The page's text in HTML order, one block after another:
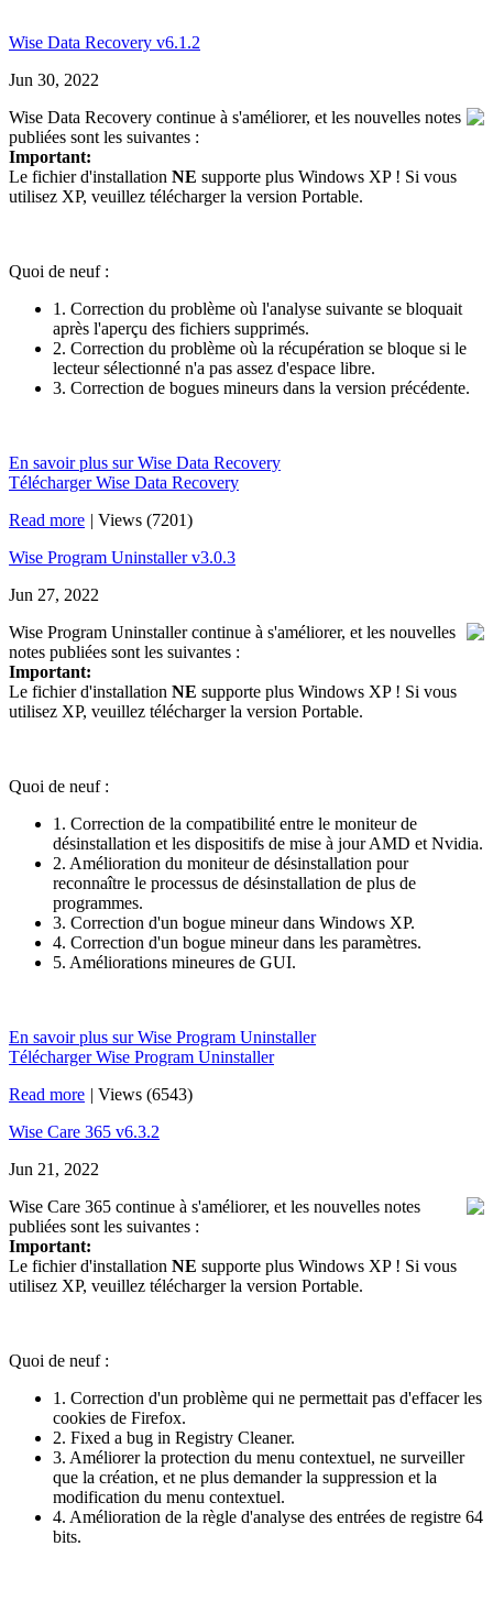
Wise Data Recovery v6.1.2
Jun 30, 2022
Wise Data Recovery continue à s'améliorer, et les nouvelles notes
publiées sont les suivantes :
Important:
Le fichier d'installation NE supporte plus Windows XP ! Si vous
utilisez XP, veuillez télécharger la version Portable.
Quoi de neuf :
1. Correction du problème où l'analyse suivante se bloquait
après l'aperçu des fichiers supprimés.
2. Correction du problème où la récupération se bloque si le
lecteur sélectionné n'a pas assez d'espace libre.
3. Correction de bogues mineurs dans la version précédente.
En savoir plus sur Wise Data Recovery
Télécharger Wise Data Recovery
Read more | Views (7201)
Wise Program Uninstaller v3.0.3
Jun 27, 2022
Wise Program Uninstaller continue à s'améliorer, et les nouvelles
notes publiées sont les suivantes :
Important:
Le fichier d'installation NE supporte plus Windows XP ! Si vous
utilisez XP, veuillez télécharger la version Portable.
Quoi de neuf :
1. Correction de la compatibilité entre le moniteur de
désinstallation et les dispositifs de mise à jour AMD et Nvidia.
2. Amélioration du moniteur de désinstallation pour
reconnaître le processus de désinstallation de plus de
programmes.
3. Correction d'un bogue mineur dans Windows XP.
4. Correction d'un bogue mineur dans les paramètres.
5. Améliorations mineures de GUI.
En savoir plus sur Wise Program Uninstaller
Télécharger Wise Program Uninstaller
Read more | Views (6543)
Wise Care 365 v6.3.2
Jun 21, 2022
Wise Care 365 continue à s'améliorer, et les nouvelles notes
publiées sont les suivantes :
Important:
Le fichier d'installation NE supporte plus Windows XP ! Si vous
utilisez XP, veuillez télécharger la version Portable.
Quoi de neuf :
1. Correction d'un problème qui ne permettait pas d'effacer les
cookies de Firefox.
2. Fixed a bug in Registry Cleaner.
3. Améliorer la protection du menu contextuel, ne surveiller
que la création, et ne plus demander la suppression et la
modification du menu contextuel.
4. Amélioration de la règle d'analyse des entrées de registre 64
bits.